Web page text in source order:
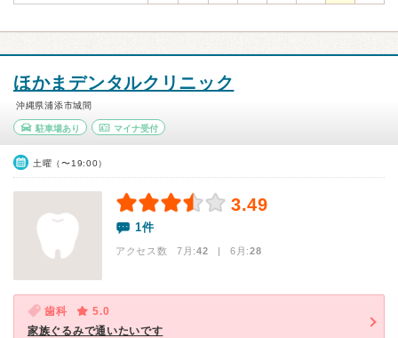
ほかまデンタルクリニック
沖縄県浦添市城間
駐車場あり マイナ受付
土曜（〜19:00）
3.49
1件
アクセス数 7月:42 | 6月:28
歯科
5.0
家族ぐるみで通いたいです